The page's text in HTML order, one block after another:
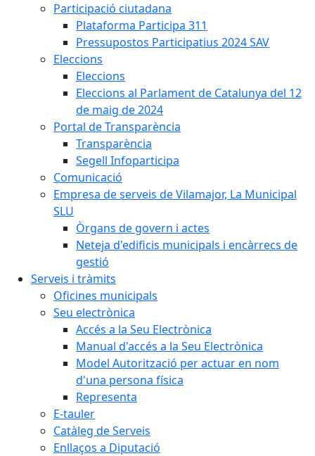
Participació ciutadana
Plataforma Participa 311
Pressupostos Participatius 2024 SAV
Eleccions
Eleccions
Eleccions al Parlament de Catalunya del 12
de maig de 2024
Portal de Transparència
Transparència
Segell Infoparticipa
Comunicació
Empresa de serveis de Vilamajor, La Municipal
SLU
Òrgans de govern i actes
Neteja d'edificis municipals i encàrrecs de
gestió
Serveis i tràmits
Oficines municipals
Seu electrònica
Accés a la Seu Electrònica
Manual d'accés a la Seu Electrònica
Model Autorització per actuar en nom
d'una persona física
Representa
E-tauler
Catàleg de Serveis
Enllaços a Diputació